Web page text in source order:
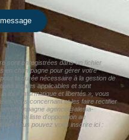
sont enregistrées dans un fichier
en champagne pour gérer votre
la durée nécessaire à la gestion de
légales applicables et sont
loi « informatique et libertés », vous
vous concernant et les faire rectifier
champagne agence@alesia-
de la liste d'opposition au
vous pouvez vous inscrire ici :